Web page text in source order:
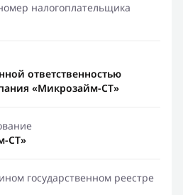
налогоплательщика
ответственностью
«Микрозайм-СТ»
СТ»
государственном реестре